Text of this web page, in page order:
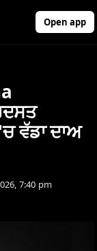
Open app
ਵੱਡਾ ਦਾਅ
7:40 pm